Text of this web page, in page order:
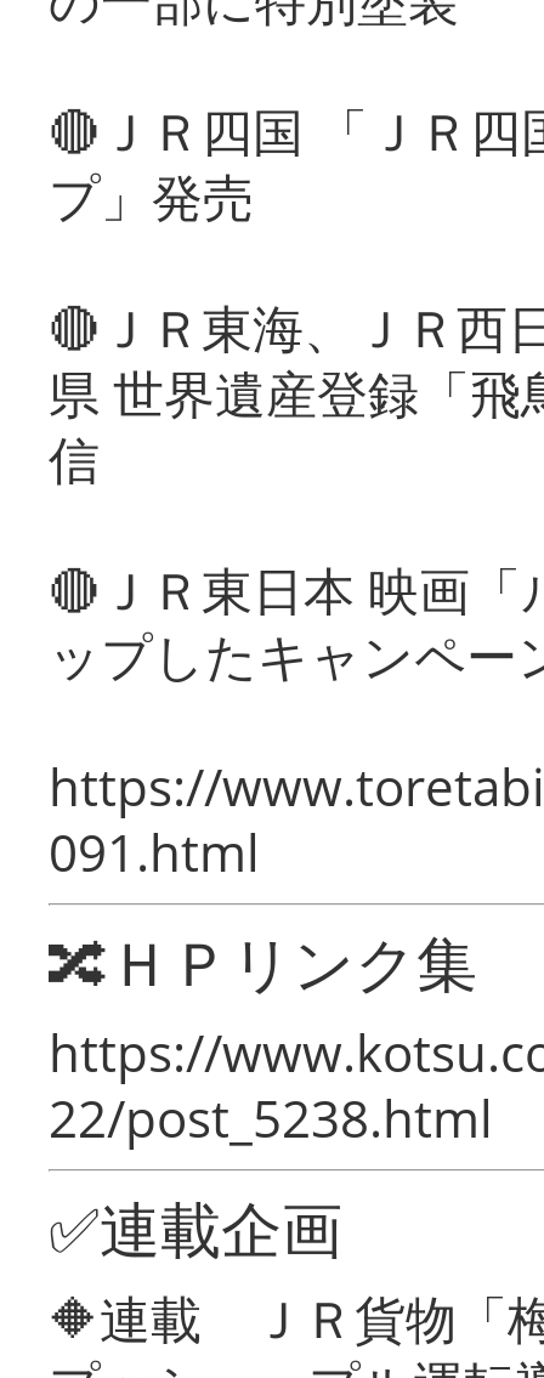
🔴ＪＲ四国 「ＪＲ
プ」発売
🔴ＪＲ東海、ＪＲ西
県 世界遺産登録「
信
🔴ＪＲ東日本 映画
ップしたキャンペー
https://
091.html
🔀ＨＰリンク集
https://
22/post_5238.html
✅連載企画
🔶連載 ＪＲ貨物「